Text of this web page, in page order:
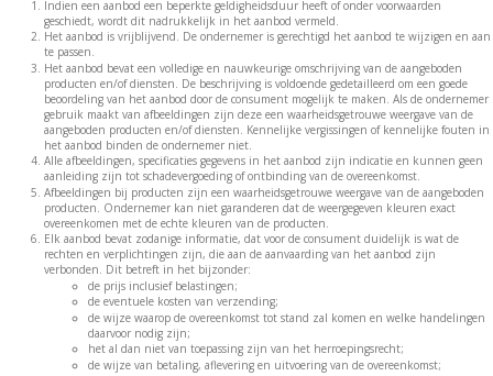
Indien een aanbod een beperkte geldigheidsduur heeft of onder voorwaarden
geschiedt, wordt dit nadrukkelijk in het aanbod vermeld.
Het aanbod is vrijblijvend. De ondernemer is gerechtigd het aanbod te wijzigen en aan
te passen.
Het aanbod bevat een volledige en nauwkeurige omschrijving van de aangeboden
producten en/of diensten. De beschrijving is voldoende gedetailleerd om een goede
beoordeling van het aanbod door de consument mogelijk te maken. Als de ondernemer
gebruik maakt van afbeeldingen zijn deze een waarheidsgetrouwe weergave van de
aangeboden producten en/of diensten. Kennelijke vergissingen of kennelijke fouten in
het aanbod binden de ondernemer niet.
Alle afbeeldingen, specificaties gegevens in het aanbod zijn indicatie en kunnen geen
aanleiding zijn tot schadevergoeding of ontbinding van de overeenkomst.
Afbeeldingen bij producten zijn een waarheidsgetrouwe weergave van de aangeboden
producten. Ondernemer kan niet garanderen dat de weergegeven kleuren exact
overeenkomen met de echte kleuren van de producten.
Elk aanbod bevat zodanige informatie, dat voor de consument duidelijk is wat de
rechten en verplichtingen zijn, die aan de aanvaarding van het aanbod zijn
verbonden. Dit betreft in het bijzonder:
de prijs inclusief belastingen;
de eventuele kosten van verzending;
de wijze waarop de overeenkomst tot stand zal komen en welke handelingen
daarvoor nodig zijn;
het al dan niet van toepassing zijn van het herroepingsrecht;
de wijze van betaling, aflevering en uitvoering van de overeenkomst;